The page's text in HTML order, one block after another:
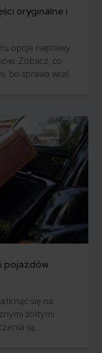
oryginalne i
opcje naprawy
Zobacz, co
bo sprawa wcale
pojazdów
się na
żółtymi
są